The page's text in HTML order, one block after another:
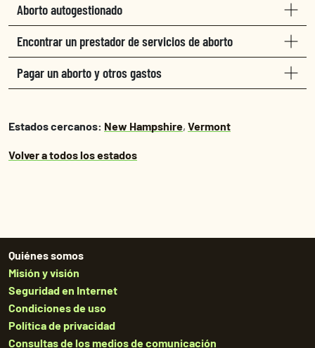
Aborto autogestionado
Encontrar un prestador de servicios de aborto
Pagar un aborto y otros gastos
Estados cercanos: New Hampshire, Vermont
Volver a todos los estados
Quiénes somos
Misión y visión
Seguridad en Internet
Condiciones de uso
Política de privacidad
Consultas de los medios de comunicación